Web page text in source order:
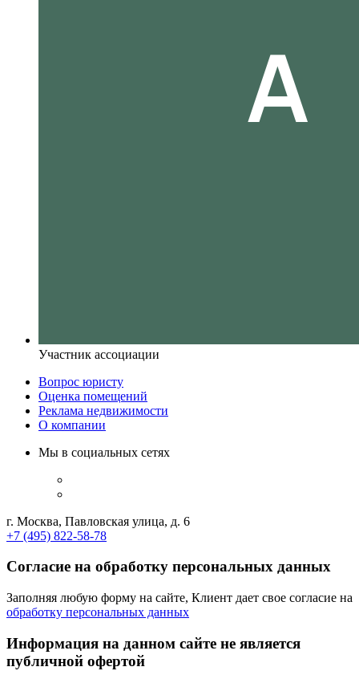
Участник ассоциации
Вопрос юристу
Оценка помещений
Реклама недвижимости
О компании
Мы в социальных сетях
г. Москва, Павловская улица, д. 6
+7 (495) 822-58-78
Согласие на обработку персональных данных
Заполняя любую форму на сайте, Клиент дает свое согласие на
обработку персональных данных
Информация на данном сайте не является
публичной офертой